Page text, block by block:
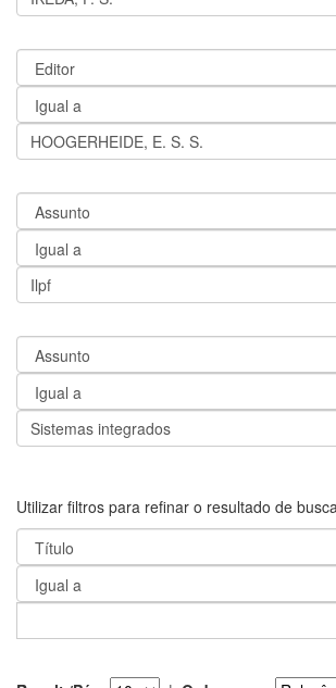
Utilizar filtros para refinar o resultado de